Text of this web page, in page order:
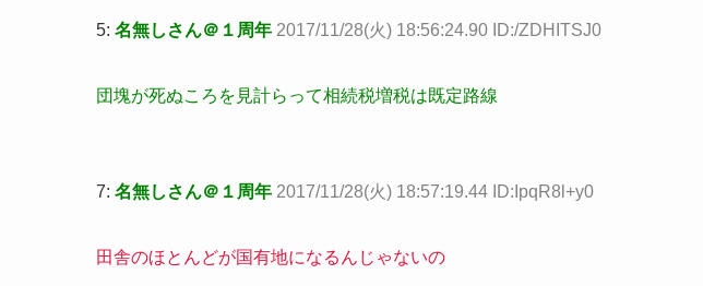
5: 名無しさん＠１周年 2017/11/28(火) 18:56:24.90 ID:/ZDHITSJ0
団塊が死ぬころを見計らって相続税増税は既定路線
7: 名無しさん＠１周年 2017/11/28(火) 18:57:19.44 ID:IpqR8l+y0
田舎のほとんどが国有地になるんじゃないの